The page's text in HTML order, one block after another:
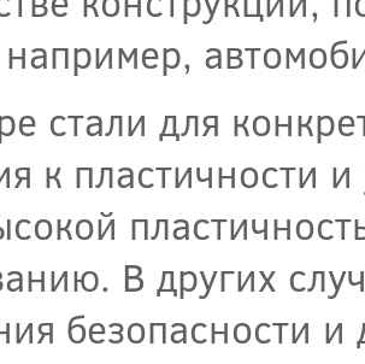
например,
стали для
к пластичности
В других
безопасности